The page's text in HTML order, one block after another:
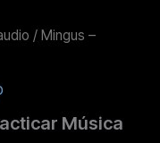
/ Mingus –
Música